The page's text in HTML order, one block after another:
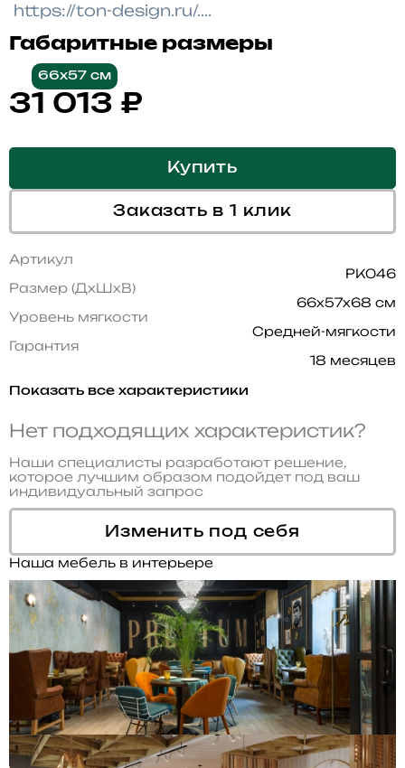
Габаритные размеры
66x57 см
31 013 ₽
Купить
Заказать в 1 клик
Артикул
PK046
Размер (ДхШхВ)
66x57x68 см
Уровень мягкости
Средней-мягкости
Гарантия
18 месяцев
Показать все характеристики
Нет подходящих характеристик?
Наши специалисты разработают решение,
которое лучшим образом подойдет под ваш
индивидуальный запрос
Изменить под себя
Наша мебель в интерьере